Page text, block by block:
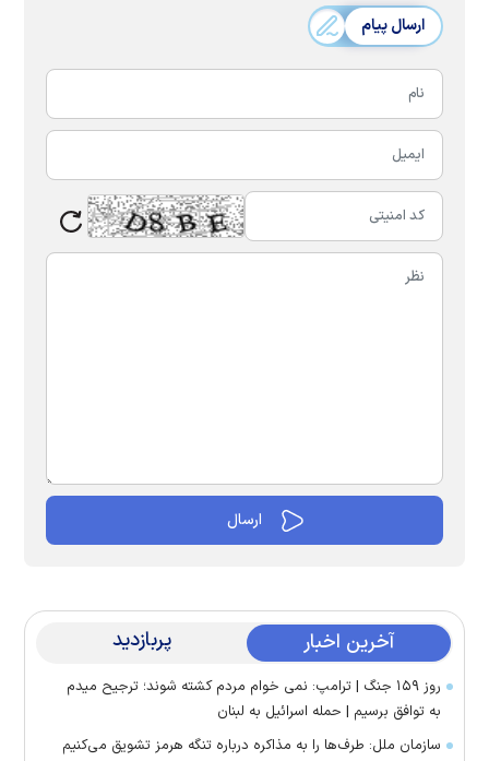
ارسال پیام
آخرین اخبار پربازدید
روز ۱۵۹ جنگ | ترامپ: نمی خوام مردم کشته شوند؛ ترجیح میدم
به توافق برسیم | حمله اسرائیل به لبنان
سازمان ملل: طرف‌ها را به مذاکره درباره تنگه هرمز تشویق می‌کنیم